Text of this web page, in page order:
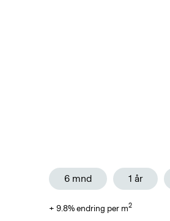
6 mnd 1 år
+ 9.8% endring per m2